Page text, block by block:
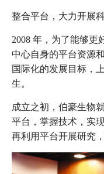
整合平台，大力开展
2008 年，为了能够更
中心自身的平台资源
国际化的发展目标，
生。
成立之初，伯豪生物
平台，掌握技术，实
再利用平台开展研究